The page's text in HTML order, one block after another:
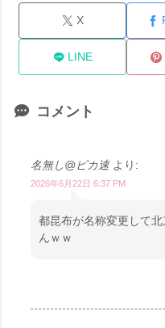
X
LINE
コメント
名無し@ピカ速 より:
2026年6月22日 6:37 PM
都昆布が名称変更して
んｗｗ